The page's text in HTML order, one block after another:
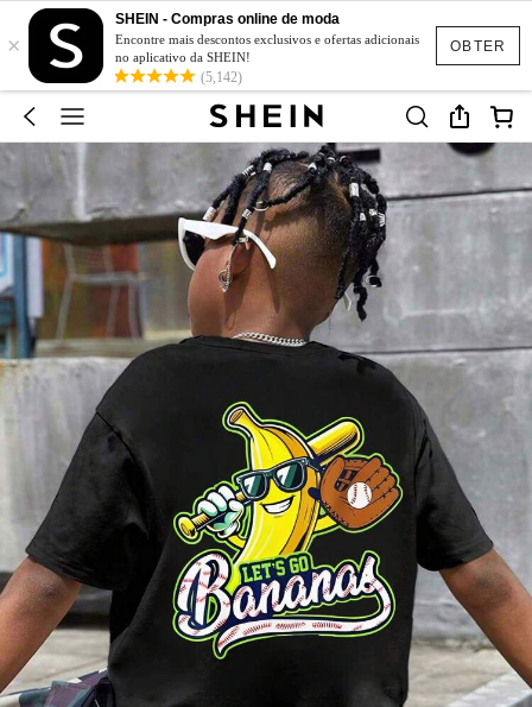
OBTER
×
SHEIN - Compras online de moda
Encontre mais descontos exclusivos e ofertas adicionais
no aplicativo da SHEIN!
(5,142)